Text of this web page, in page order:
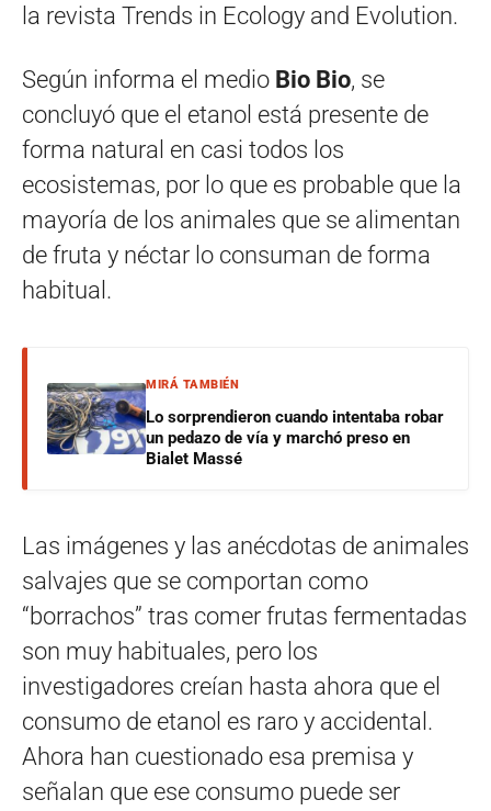
la revista Trends in Ecology and Evolution.
Según informa el medio Bio Bio, se
concluyó que el etanol está presente de
forma natural en casi todos los
ecosistemas, por lo que es probable que la
mayoría de los animales que se alimentan
de fruta y néctar lo consuman de forma
habitual.
MIRÁ TAMBIÉN
Lo sorprendieron cuando intentaba robar
un pedazo de vía y marchó preso en
Bialet Massé
Las imágenes y las anécdotas de animales
salvajes que se comportan como
“borrachos” tras comer frutas fermentadas
son muy habituales, pero los
investigadores creían hasta ahora que el
consumo de etanol es raro y accidental.
Ahora han cuestionado esa premisa y
señalan que ese consumo puede ser